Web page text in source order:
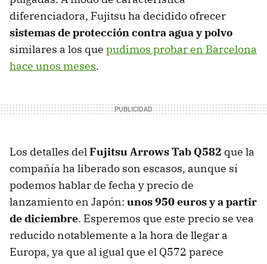
diferenciadora, Fujitsu ha decidido ofrecer
sistemas de protección contra agua y polvo
similares a los que pudimos probar en Barcelona
hace unos meses.
Los detalles delFujitsu Arrows Tab Q582 que la
compañía ha liberado son escasos, aunque sí
podemos hablar de fecha y precio de
lanzamiento en Japón: unos 950 euros y a partir
de diciembre. Esperemos que este precio se vea
reducido notablemente a la hora de llegar a
Europa, ya que al igual que el Q572 parece